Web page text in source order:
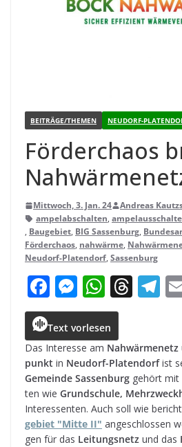
BEITRÄGE/THEMEN NEUDORF-
För­der­chaos
Mittwoch, 3. Jan. 24
Andreas
ampelabschalten,
, Baugebiet, BIG Sassenburg,
Förderchaos, nahwärme,
Neudorf-Platendorf, Sassenburg
F
a
c
e
b
o
o
M
e
ss
e
n
g
e
W
h
a
ts
A
p
p
T
e
a
d
s
T
g
r
a
m
Text vorlesen
Das Inter­esse am Nah­wär­me­netz
punkt in Neu­dorf-Pla­ten­dorfist
Gemeinde Sas­sen­burg gehört
ten wie Grund­schule,
Inter­es­sen­ten. Auch soll wie
ge­biet "Mitte II" ange­schlos­sen
gen für das Lei­tungs­netz und das